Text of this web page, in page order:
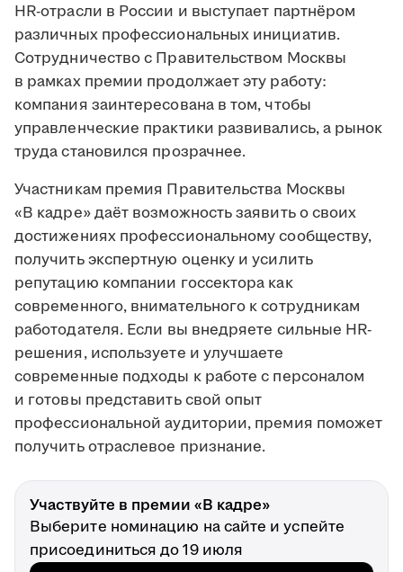
HR-отрасли в России и выступает партнёром
различных профессиональных инициатив.
Сотрудничество с Правительством Москвы
в рамках премии продолжает эту работу:
компания заинтересована в том, чтобы
управленческие практики развивались, а рынок
труда становился прозрачнее.
Участникам премия Правительства Москвы
«В кадре» даёт возможность заявить о своих
достижениях профессиональному сообществу,
получить экспертную оценку и усилить
репутацию компании госсектора как
современного, внимательного к сотрудникам
работодателя. Если вы внедряете сильные HR-
решения, используете и улучшаете
современные подходы к работе с персоналом
и готовы представить свой опыт
профессиональной аудитории, премия поможет
получить отраслевое признание.
Участвуйте в премии «В кадре»
Выберите номинацию на сайте и успейте
присоединиться до 19 июля